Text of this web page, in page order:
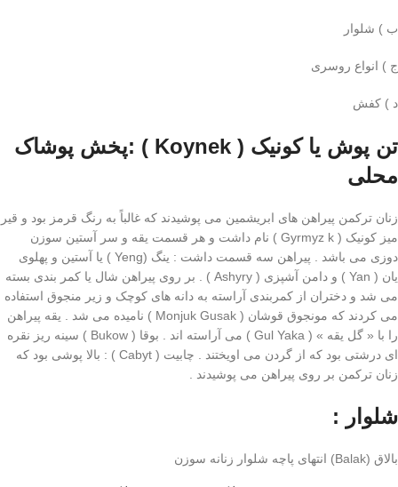
ب ) شلوار
ج ) انواع روسری
د ) کفش
تن پوش یا کونیک ( Koynek ) :پخش پوشاک
محلی
زنان ترکمن پیراهن های ابریشمین می پوشیدند که غالباً به رنگ قرمز بود و قیر
میز کونیک ( Gyrmyz k ) نام داشت و هر قسمت یقه و سر آستین سوزن
دوزی می باشد . پیراهن سه قسمت داشت : ینگ (Yeng ) یا آستین و پهلوی
یان ( Yan ) و دامن آشپزی ( Ashyry ) . بر روی پیراهن شال یا کمر بندی بسته
می شد و دختران از کمربندی آراسته به دانه های کوچک و زیر منجوق استفاده
می کردند که مونجوق قوشان ( Monjuk Gusak ) نامیده می شد . یقه پیراهن
را با « گل یقه » ( Gul Yaka ) می آراسته اند . بوقا ( Bukow ) سینه ریز نقره
ای درشتی بود که از گردن می اویختند . چابیت ( Cabyt ) : بالا پوشی بود که
زنان ترکمن بر روی پیراهن می پوشیدند .
شلوار :
بالاق (Balak) انتهای پاچه شلوار زنانه سوزن